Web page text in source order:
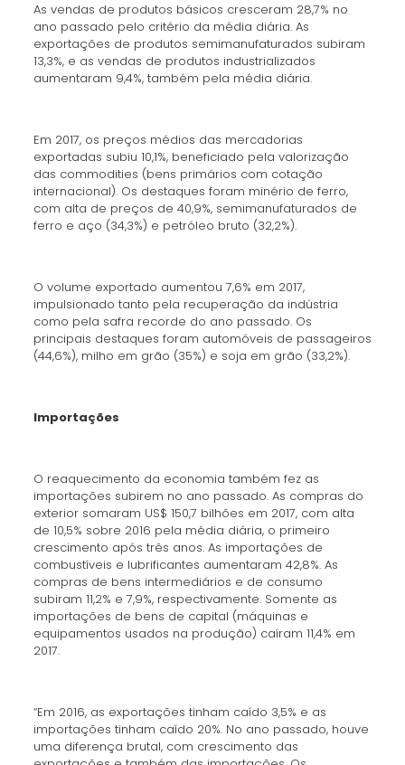
As vendas de produtos básicos cresceram 28,7% no
ano passado pelo critério da média diária. As
exportações de produtos semimanufaturados subiram
13,3%, e as vendas de produtos industrializados
aumentaram 9,4%, também pela média diária.
Em 2017, os preços médios das mercadorias
exportadas subiu 10,1%, beneficiado pela valorização
das commodities (bens primários com cotação
internacional). Os destaques foram minério de ferro,
com alta de preços de 40,9%, semimanufaturados de
ferro e aço (34,3%) e petróleo bruto (32,2%).
O volume exportado aumentou 7,6% em 2017,
impulsionado tanto pela recuperação da indústria
como pela safra recorde do ano passado. Os
principais destaques foram automóveis de passageiros
(44,6%), milho em grão (35%) e soja em grão (33,2%).
Importações
O reaquecimento da economia também fez as
importações subirem no ano passado. As compras do
exterior somaram US$ 150,7 bilhões em 2017, com alta
de 10,5% sobre 2016 pela média diária, o primeiro
crescimento após três anos. As importações de
combustíveis e lubrificantes aumentaram 42,8%. As
compras de bens intermediários e de consumo
subiram 11,2% e 7,9%, respectivamente. Somente as
importações de bens de capital (máquinas e
equipamentos usados na produção) caíram 11,4% em
2017.
“Em 2016, as exportações tinham caído 3,5% e as
importações tinham caído 20%. No ano passado, houve
uma diferença brutal, com crescimento das